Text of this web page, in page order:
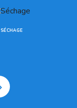
SÉCHAGE